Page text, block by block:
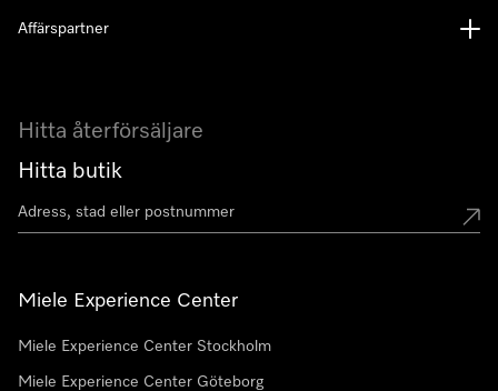
Hitta återförsäljare
Hitta butik
Miele Experience Center
Miele Experience Center Stockholm
Miele Experience Center Göteborg
Affärspartner